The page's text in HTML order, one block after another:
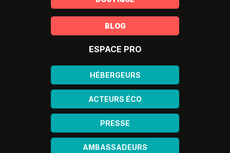
BLOG
ESPACE PRO
HÉBERGEURS
ACTEURS ÉCO
PRESSE
AMBASSADEURS